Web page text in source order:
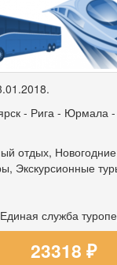
- Рига - Юрмала -
отдых,
, Экскурсионные
служба
23318 ₽